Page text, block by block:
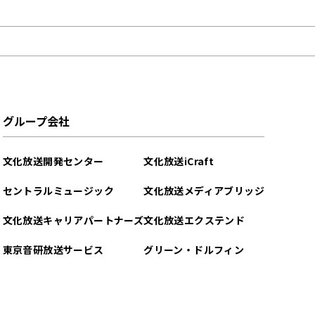
グループ会社
文化放送開発センター
セントラルミュージック
文化放送キャリアパートナーズ
東京音研放送サービス
文化放送iCraft
文化放送メディアブリッジ
文化放送エクステンド
グリーン・ドルフィン